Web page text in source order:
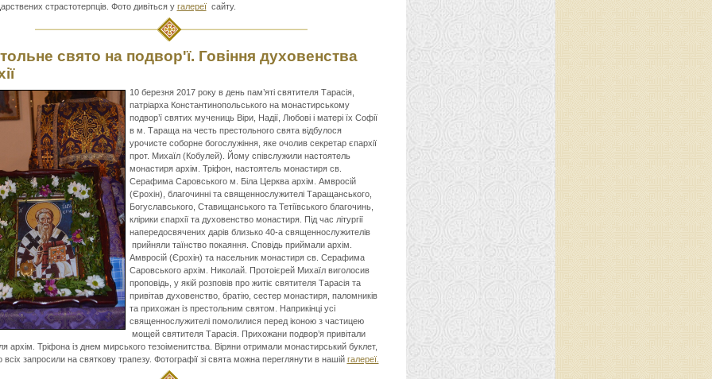
страстотерпців. Фото дивіться у галереїсайту.
свято на подвор'ї. Говіння духовенства
10 березня 2017 року в день пам’яті святителя Тарасія,
патріарха Константинопольського на монастирському
подвор’ї святих мучениць Віри, Надії, Любові і матері їх Софії
в м. Тараща на честь престольного свята відбулося
урочисте соборне богослужіння, яке очолив секретар єпархії
прот. Михаїл (Кобулей). Йому співслужили настоятель
монастиря архім. Тріфон, настоятель монастиря св.
Серафима Саровського м. Біла Церква архім. Амвросій
(Єрохін), благочинні та священнослужителі Таращанського,
Богуславського, Ставищанського та Тетіївського благочинь,
клірики єпархії та духовенство монастиря. Під час літургії
напередосвячених дарів близько 40-а священнослужителів
прийняли таїнство покаяння. Сповідь приймали архім.
Амвросій (Єрохін) та насельник монастиря св. Серафима
Саровського архім. Николай. Протоієрей Михаїл виголосив
проповідь, у якій розповів про житіє святителя Тарасія та
привітав духовенство, братію, сестер монастиря, паломників
та прихожан із престольним святом. Наприкінці усі
священнослужителі помолилися перед іконою з частицею
мощей святителя Тарасія. Прихожани подвор’я привітали
архім. Тріфона із днем мирського тезоіменитства. Віряни отримали монастирський буклет,
всіх запросили на святкову трапезу. Фотографії зі свята можна переглянути в нашій галереї.